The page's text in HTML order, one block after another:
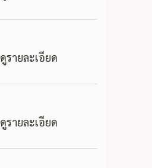
ดูรายละเอียด
ดูรายละเอียด